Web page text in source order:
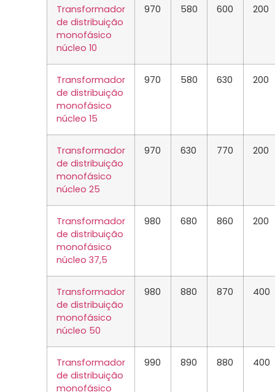
Transformador
de distribuição
monofásico
núcleo 10
970 580 600 200
Transformador
de distribuição
monofásico
núcleo 15
970 580 630 200
Transformador
de distribuição
monofásico
núcleo 25
970 630 770 200
Transformador
de distribuição
monofásico
núcleo 37,5
980 680 860 200
Transformador
de distribuição
monofásico
núcleo 50
980 880 870 400
Transformador
de distribuição
monofásico
990 890 880 400